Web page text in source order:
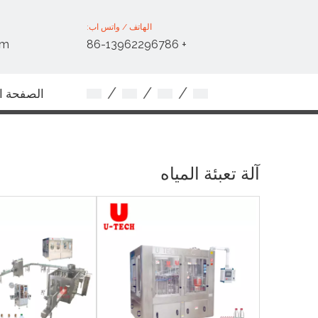
الهاتف / واتس اب:
+ 86-13962296786
الصفحة
اتصل بنا
/
/
/
آلة تعبئة المياه